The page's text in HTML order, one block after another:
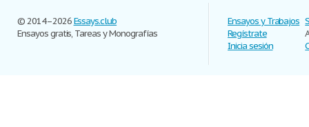
© 2014–2026Essays.club
Ensayos gratis, Tareas y Monografías
Ensayos y Trabajos
Regístrate
Inicia sesión